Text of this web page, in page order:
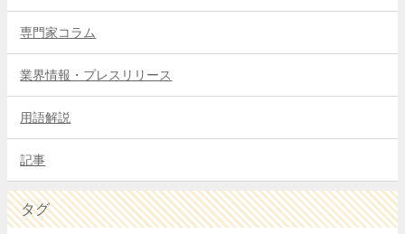
専門家コラム
業界情報・プレスリリース
用語解説
記事
タグ